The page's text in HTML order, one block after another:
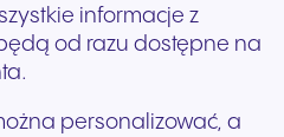
informacje z
od razu dostępne na
personalizować, a